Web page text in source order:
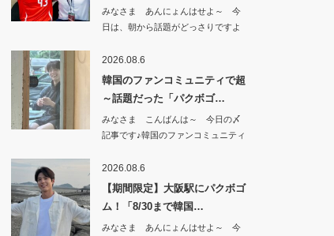
みなさま あんにょんはせよ～ 今
日は、朝から話題がどっさりですよ
2026.08.6
韓国のファンコミュニティで超
～話題だった「パクボゴ…
みなさま こんばんは～ 今日の〆
記事です♪韓国のファンコミュニティ
2026.08.6
【期間限定】大阪駅にパクボゴ
ム！「8/30まで韓国…
みなさま あんにょんはせよ～ 今